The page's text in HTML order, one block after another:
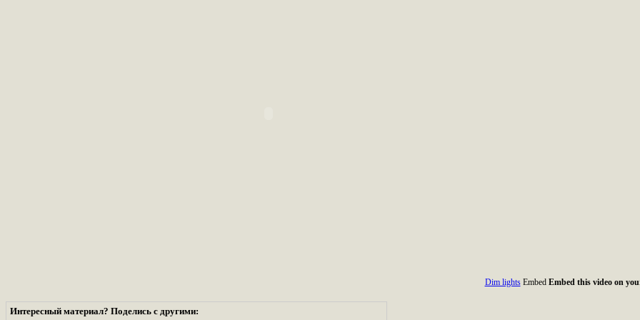
Dim lightsEmbed Embed this video on
Интересный материал? Поделись с другими: